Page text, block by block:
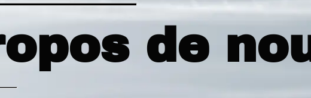
de